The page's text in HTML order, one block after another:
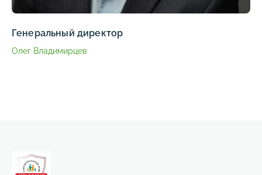
Генеральный директор
Олег Владимирцев